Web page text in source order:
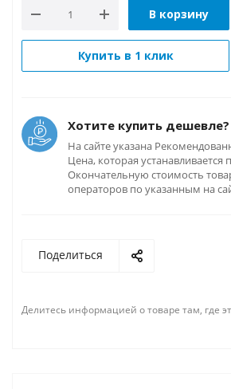
В корзину
Купить в 1 клик
Хотите купить дешевле?
На сайте указана
Цена, которая устанавливается
Окончательную стоимость
операторов по указанным на
Поделиться
Делитесь информацией о товаре там, где